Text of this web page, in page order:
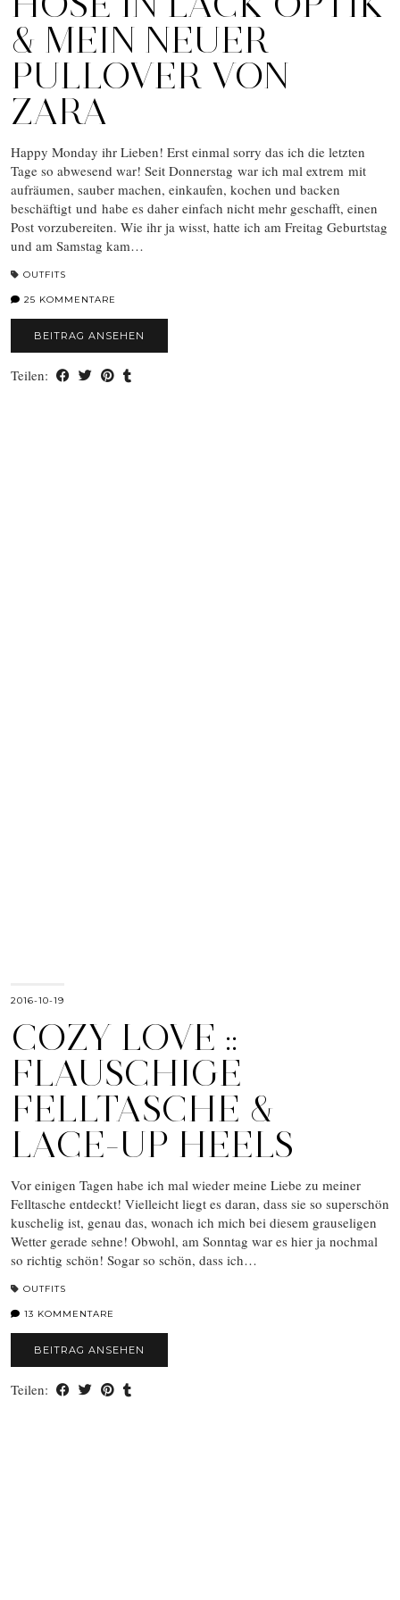
& MEIN NEUER
PULLOVER VON
ZARA
Happy Monday ihr Lieben! Erst einmal sorry das ich die letzten
Tage so abwesend war! Seit Donnerstag war ich mal extrem mit
aufräumen, sauber machen, einkaufen, kochen und backen
beschäftigt und habe es daher einfach nicht mehr geschafft, einen
Post vorzubereiten. Wie ihr ja wisst, hatte ich am Freitag Geburtstag
und am Samstag kam…
OUTFITS
25 KOMMENTARE
BEITRAG ANSEHEN
Teilen:
2016-10-19
COZY LOVE ::
FLAUSCHIGE
FELLTASCHE &
LACE-UP HEELS
Vor einigen Tagen habe ich mal wieder meine Liebe zu meiner
Felltasche entdeckt! Vielleicht liegt es daran, dass sie so superschön
kuschelig ist, genau das, wonach ich mich bei diesem grauseligen
Wetter gerade sehne! Obwohl, am Sonntag war es hier ja nochmal
so richtig schön! Sogar so schön, dass ich…
OUTFITS
13 KOMMENTARE
BEITRAG ANSEHEN
Teilen: